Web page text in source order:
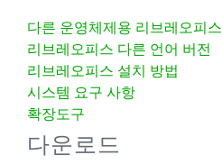
다른 운영체제용 리브레오피스
리브레오피스 다른 언어 버전
리브레오피스 설치 방법
시스템 요구 사항
확장도구
다운로드